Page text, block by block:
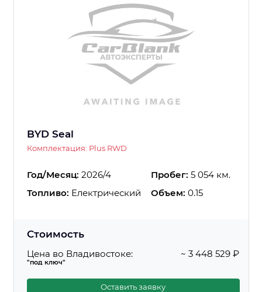
BYD Seal
Комплектация: Plus RWD
Год/Месяц: 2026/4 Пробег: 5 054 км.
Топливо: Електрический Объем: 0.15
Стоимость
Цена во Владивостоке:
"под ключ"
~ 3 448 529 ₽
Оставить заявку